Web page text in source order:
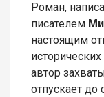
Роман,
писателем
настоящим
автор
отпускает до